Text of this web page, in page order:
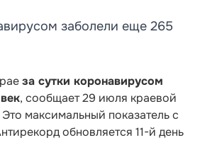
заболели еще 265
за сутки коронавирусом
, сообщает 29 июля краевой
максимальный показатель с
обновляется 11-й день